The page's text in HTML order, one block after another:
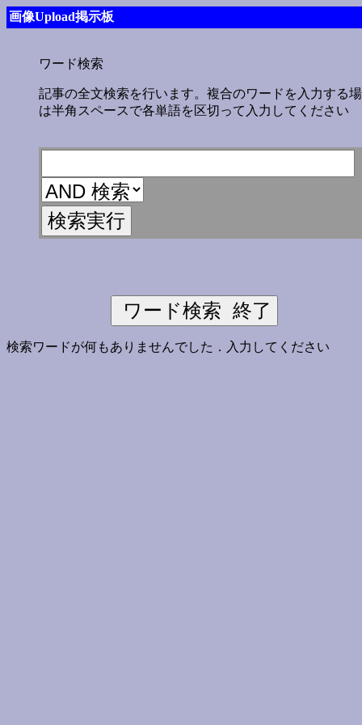
画像Upload掲示板
ワード検索
記事の全文検索を行います。複合のワードを入力する
は半角スペースで各単語を区切って入力してください
検索ワードが何もありませんでした．入力してください